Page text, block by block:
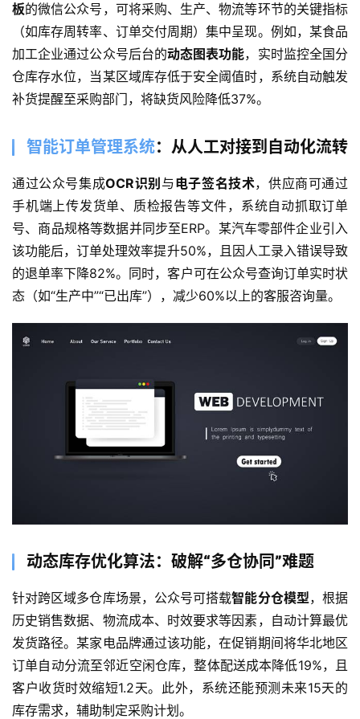
板的微信公众号，可将采购、生产、物流等环节的关键指标
（如库存周转率、订单交付周期）集中呈现。例如，某食品
加工企业通过公众号后台的动态图表功能，实时监控全国分
仓库存水位，当某区域库存低于安全阈值时，系统自动触发
补货提醒至采购部门，将缺货风险降低37%。
智能订单管理系统：从人工对接到自动化流转
通过公众号集成OCR识别 与电子签名技术，供应商可通过
手机端上传发货单、质检报告等文件，系统自动抓取订单
号、商品规格等数据并同步至ERP。某汽车零部件企业引入
该功能后，订单处理效率提升50%，且因人工录入错误导致
的退单率下降82%。同时，客户可在公众号查询订单实时状
态（如“生产中”“已出库”），减少60%以上的客服咨询量。
动态库存优化算法：破解“多仓协同”难题
针对跨区域多仓库场景，公众号可搭载智能分仓模型，根据
历史销售数据、物流成本、时效要求等因素，自动计算最优
发货路径。某家电品牌通过该功能，在促销期间将华北地区
订单自动分流至邻近空闲仓库，整体配送成本降低19%，且
客户收货时效缩短1.2天。此外，系统还能预测未来15天的
库存需求，辅助制定采购计划。